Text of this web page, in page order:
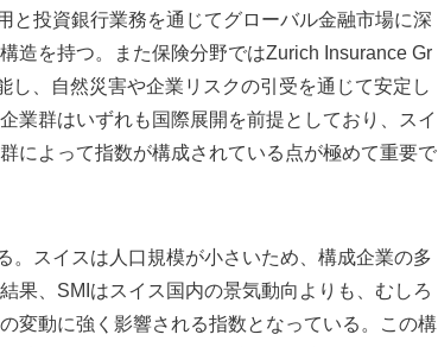
と投資銀行業務を通じてグローバル金融市場に深
造を持つ。また保険分野ではZurich Insurance Gr
、自然災害や企業リスクの引受を通じて安定し
業群はいずれも国際展開を前提としており、スイ
によって指数が構成されている点が極めて重要で
。スイスは人口規模が小さいため、構成企業の多
果、SMIはスイス国内の景気動向よりも、むしろ
変動に強く影響される指数となっている。この構